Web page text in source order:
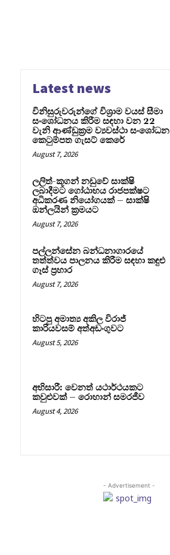
Latest news
විනිසුරුවරුන්ගේ විශ්‍රාම වයස් සීමා
සංශෝධනය කිරීම සඳහා වන 22
වැනි ආණ්ඩුක්‍රම ව්‍යවස්ථා සංශෝධන
කෙටුම්පත ගැසට් කෙරේ
August 7, 2026
ලලිත්-කූගන් නඩුවේ සාක්ෂි
ලබාදීමට ගෝඨාභය රාජපක්ෂට
අධිකරණ නියෝගයක් – සාක්ෂි
ඔන්ලයින් ක්‍රමයට
August 7, 2026
පල්ලන්සේන බන්ධනාගාරයේ
තත්ත්වය පාලනය කිරීම සඳහා කඳුළු
ගෑස් ප්‍රහාර
August 7, 2026
හිටපු අමාත්‍ය අකිල විරාජ්
කාරියවසම් අත්අඩංගුවට
August 5, 2026
අභිසාරී: වෙනත් යථාර්ථයකට
කවුළුවක් – රොහාන් සමරජීව
August 4, 2026
- Advertisement -